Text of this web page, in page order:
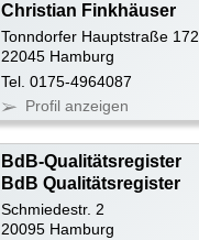
Christian Finkhäuser
Tonndorfer Hauptstraße 172
22045 Hamburg
Tel. 0175-4964087
Profil anzeigen
BdB-Qualitätsregister
BdB Qualitätsregister
Schmiedestr. 2
20095 Hamburg